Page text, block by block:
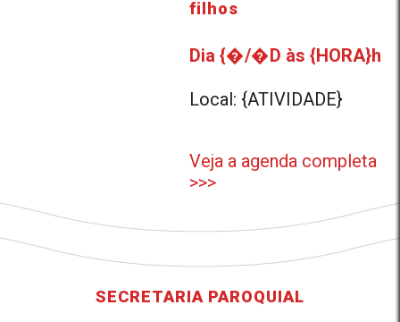
filhos
Dia {�/�D às {HORA}h
Local: {ATIVIDADE}
Veja a agenda completa
>>>
SECRETARIA PAROQUIAL